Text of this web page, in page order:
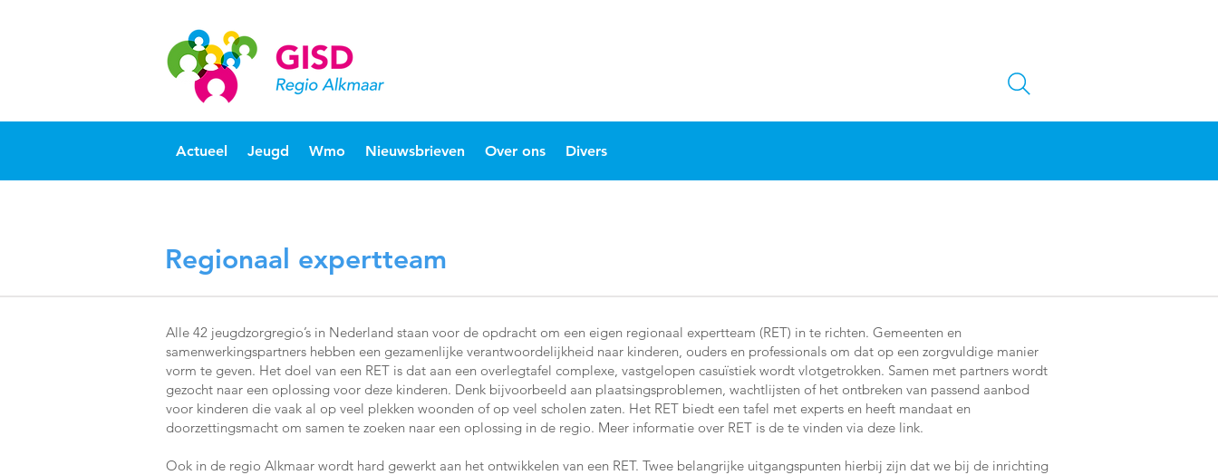
Actueel Jeugd Wmo Nieuwsbrieven Over ons Divers
Regionaal expertteam
Alle 42 jeugdzorgregio’s in Nederland staan voor de opdracht om een eigen regionaal expertteam (RET) in te richten. Gemeenten en
samenwerkingspartners hebben een gezamenlijke verantwoordelijkheid naar kinderen, ouders en professionals om dat op een zorgvuldige manier
vorm te geven. Het doel van een RET is dat aan een overlegtafel complexe, vastgelopen casuïstiek wordt vlotgetrokken. Samen met partners wordt
gezocht naar een oplossing voor deze kinderen. Denk bijvoorbeeld aan plaatsingsproblemen, wachtlijsten of het ontbreken van passend aanbod
voor kinderen die vaak al op veel plekken woonden of op veel scholen zaten. Het RET biedt een tafel met experts en heeft mandaat en
doorzettingsmacht om samen te zoeken naar een oplossing in de regio. Meer informatie over RET is de te vinden via deze link.
Ook in de regio Alkmaar wordt hard gewerkt aan het ontwikkelen van een RET. Twee belangrijke uitgangspunten hierbij zijn dat we bij de inrichting